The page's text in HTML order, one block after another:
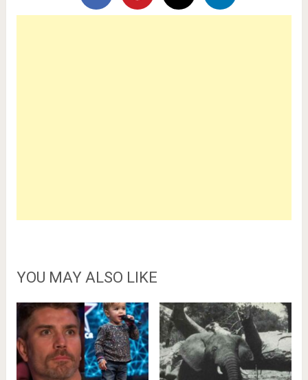
YOU MAY ALSO LIKE